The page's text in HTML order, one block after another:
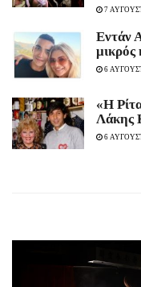
7
Εντάν
6
«Η
Λάκης
6